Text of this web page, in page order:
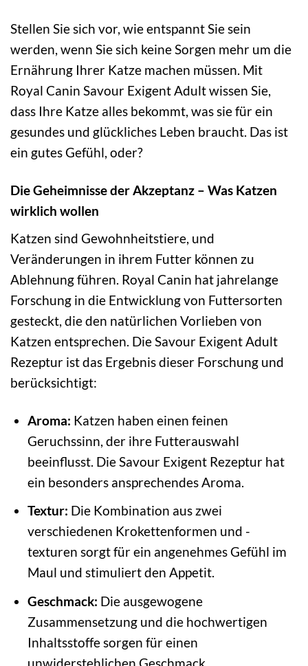
Stellen Sie sich vor, wie entspannt Sie sein
werden, wenn Sie sich keine Sorgen mehr um die
Ernährung Ihrer Katze machen müssen. Mit
Royal Canin Savour Exigent Adult wissen Sie,
dass Ihre Katze alles bekommt, was sie für ein
gesundes und glückliches Leben braucht. Das ist
ein gutes Gefühl, oder?
Die Geheimnisse der Akzeptanz – Was Katzen
wirklich wollen
Katzen sind Gewohnheitstiere, und
Veränderungen in ihrem Futter können zu
Ablehnung führen. Royal Canin hat jahrelange
Forschung in die Entwicklung von Futtersorten
gesteckt, die den natürlichen Vorlieben von
Katzen entsprechen. Die Savour Exigent Adult
Rezeptur ist das Ergebnis dieser Forschung und
berücksichtigt:
Aroma: Katzen haben einen feinen
Geruchssinn, der ihre Futterauswahl
beeinflusst. Die Savour Exigent Rezeptur hat
ein besonders ansprechendes Aroma.
Textur: Die Kombination aus zwei
verschiedenen Krokettenformen und -
texturen sorgt für ein angenehmes Gefühl im
Maul und stimuliert den Appetit.
Geschmack: Die ausgewogene
Zusammensetzung und die hochwertigen
Inhaltsstoffe sorgen für einen
unwiderstehlichen Geschmack.